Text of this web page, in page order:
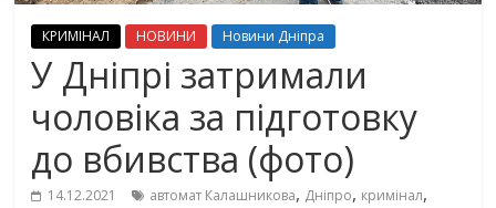
КРИМІНАЛ НОВИНИ Новини Дніпра
У Дніпрі затримали
чоловіка за підготовку
до вбивства (фото)
14.12.2021 автомат Калашникова, Дніпро, кримінал,